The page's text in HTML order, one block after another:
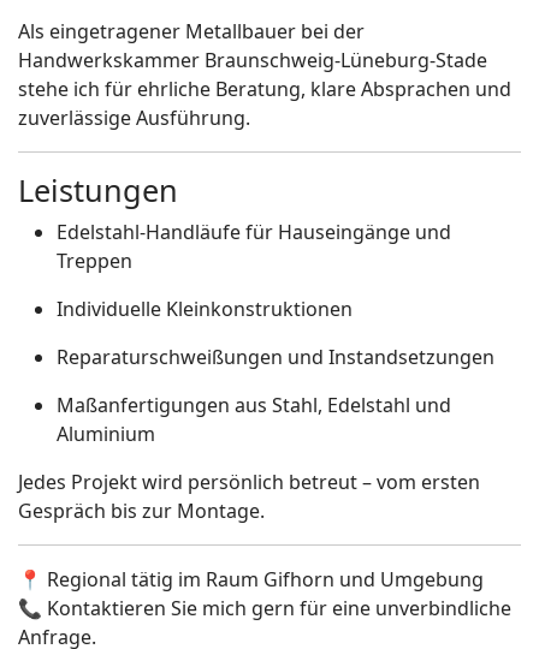
Als eingetragener Metallbauer bei der
Handwerkskammer Braunschweig-Lüneburg-Stade
stehe ich für ehrliche Beratung, klare Absprachen und
zuverlässige Ausführung.
Leistungen
Edelstahl-Handläufe für Hauseingänge und
Treppen
Individuelle Kleinkonstruktionen
Reparaturschweißungen und Instandsetzungen
Maßanfertigungen aus Stahl, Edelstahl und
Aluminium
Jedes Projekt wird persönlich betreut – vom ersten
Gespräch bis zur Montage.
📍 Regional tätig im Raum Gifhorn und Umgebung
📞 Kontaktieren Sie mich gern für eine unverbindliche
Anfrage.